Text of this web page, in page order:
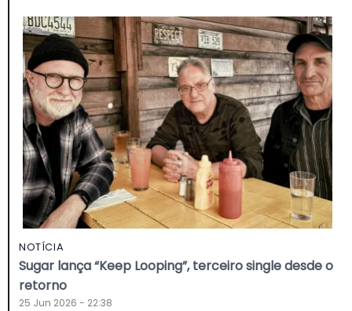
NOTÍCIA
Sugar lança “Keep Looping”, terceiro single desde o
retorno
25 Jun 2026 - 22:38